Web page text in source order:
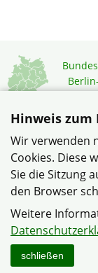
©
Hinweis zum
Wir verwenden
Cookies. Diese
Sie die Sitzung
den Browser
Weitere
schließen